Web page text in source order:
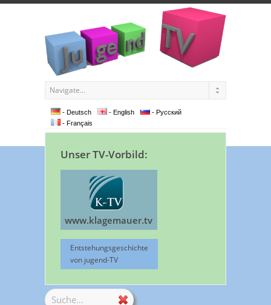
- Deutsch - English
- Pусский
- Français
Unser TV-Vorbild:
www.klagemauer.tv
Entstehungsgeschichte
von jugend-TV